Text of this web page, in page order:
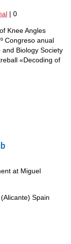
| 0
Knee Angles
Congreso anual
Biology Society
«Decoding of
at Miguel
Spain